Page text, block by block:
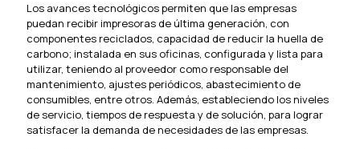
Los avances tecnológicos permiten que las empresas
puedan recibir impresoras de última generación, con
componentes reciclados, capacidad de reducir la huella de
carbono; instalada en sus oficinas, configurada y lista para
utilizar, teniendo al proveedor como responsable del
mantenimiento, ajustes periódicos, abastecimiento de
consumibles, entre otros. Además, estableciendo los niveles
de servicio, tiempos de respuesta y de solución, para lograr
satisfacer la demanda de necesidades de las empresas.